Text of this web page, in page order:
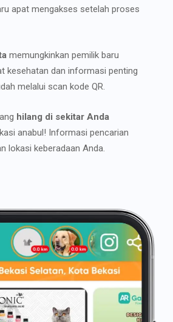
apat mengakses setelah proses
memungkinkan pemilik baru
kesehatan dan informasi penting
melalui scan kode QR.
hilang di sekitar Anda
anabul! Informasi pencarian
lokasi keberadaan Anda.